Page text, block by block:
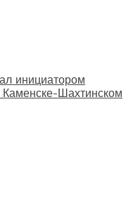
инициатором
Шахтинском